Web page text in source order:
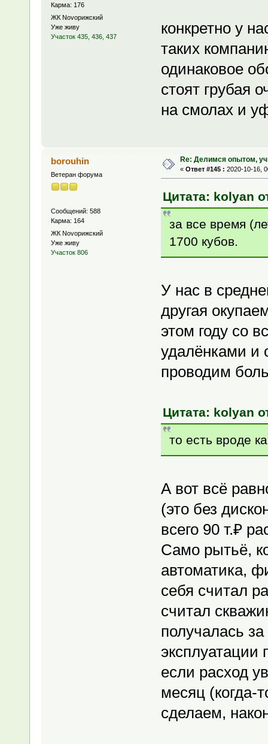
Карма: 176
ЖК Novoрижский
Уже живу
Участок 435, 436, 437
конкретно у
таких
одинаковое
стоят грубая
на смолах и
borouhin
Ветеран форума
Сообщений: 588
Карма: 164
ЖК Novoрижский
Уже живу
Участок 806
Re: Делимся опытом,
« Ответ #145 : 2020-10-16,
Цитата: kolyan
за все время
1700 кубов.
У нас в
другая
этом году со
удалёнками и
проводим
Цитата: kolyan
то есть вроде
А вот всё
(это без
всего 90 т.₽
Само рытьё,
автоматика,
себя считал
считал
получалась
эксплуатации
если расход
месяц (когда-
сделаем,